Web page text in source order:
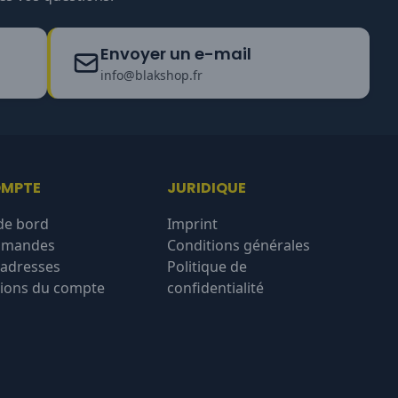
Envoyer un e-mail
info@blakshop.fr
bord
du compte
JURIDIQUE
Imprint
Conditions générales
Politique de
confidentialité